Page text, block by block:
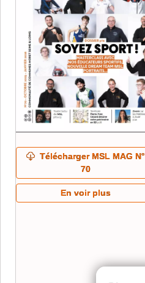
Télécharger MSL MAG N°
70
En voir plus